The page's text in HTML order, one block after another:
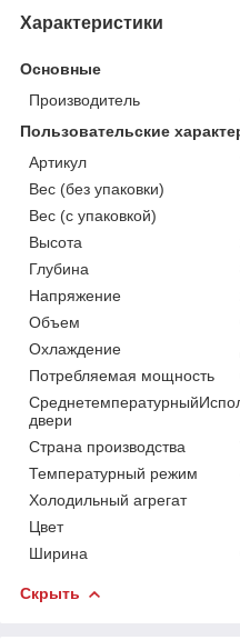
Характеристики
Основные
Производитель
Пользовательские
Артикул
Вес (без упаковки)
Вес (с упаковкой)
Высота
Глубина
Напряжение
Объем
Охлаждение
Потребляемая мощность
двери
Страна производства
Температурный режим
Холодильный агрегат
Цвет
Ширина
Скрыть